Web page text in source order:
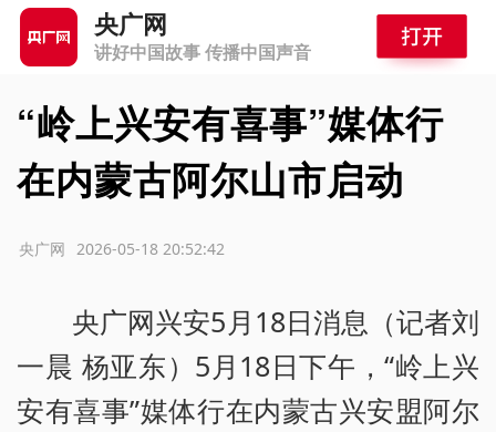
央广网
讲好中国故事 传播中国声音
“岭上兴安有喜事”媒体行
在内蒙古阿尔山市启动
2026-05-18 20:52:42
央广网
央广网兴安5月18日消息（记者刘
一晨 杨亚东）5月18日下午，“岭上兴
安有喜事”媒体行在内蒙古兴安盟阿尔